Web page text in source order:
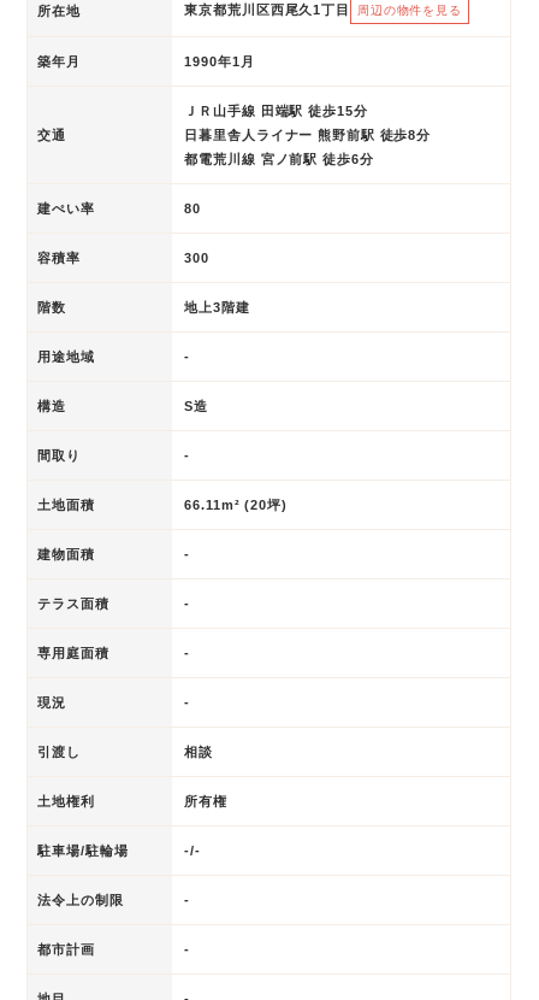
所在地 東京都荒川区西尾久1丁目 周辺の物件を見る
築年月 1990年1月
交通
ＪＲ山手線 田端駅 徒歩15分
日暮里舎人ライナー 熊野前駅 徒歩8分
都電荒川線 宮ノ前駅 徒歩6分
建ぺい率 80
容積率 300
階数 地上3階建
用途地域 -
構造 S造
間取り -
土地面積 66.11m² (20坪)
建物面積 -
テラス面積 -
専用庭面積 -
現況 -
引渡し 相談
土地権利 所有権
駐車場/駐輪場 -/-
法令上の制限 -
都市計画 -